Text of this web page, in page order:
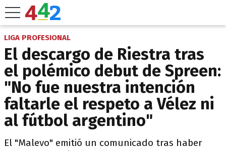
LIGA PROFESIONAL
El descargo de Riestra tras
el polémico debut de Spreen:
"No fue nuestra intención
faltarle el respeto a Vélez ni
al fútbol argentino"
El "Malevo" emitió un comunicado tras haber